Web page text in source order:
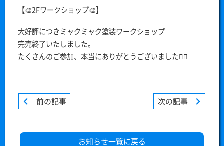
【🎨2Fワークショップ🎨】
大好評につきミャクミャク塗装ワークショップ
完売終了いたしました。
たくさんのご参加、本当にありがとうございました🙇‍♀️
前の記事 次の記事
お知らせ一覧に戻る